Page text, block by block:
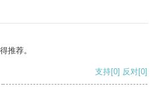
推荐。
支持[0] 反对[0]